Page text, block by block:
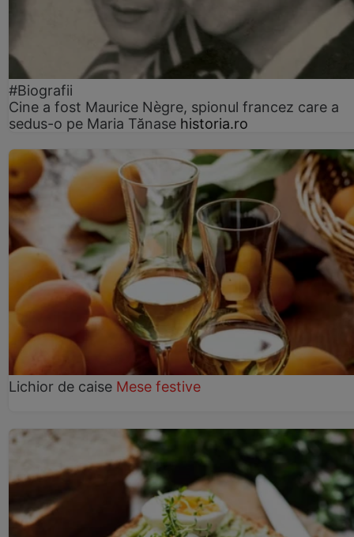
#Biografii
Cine a fost Maurice Nègre, spionul francez care a
sedus-o pe Maria Tănase historia.ro
Lichior de caise Mese festive